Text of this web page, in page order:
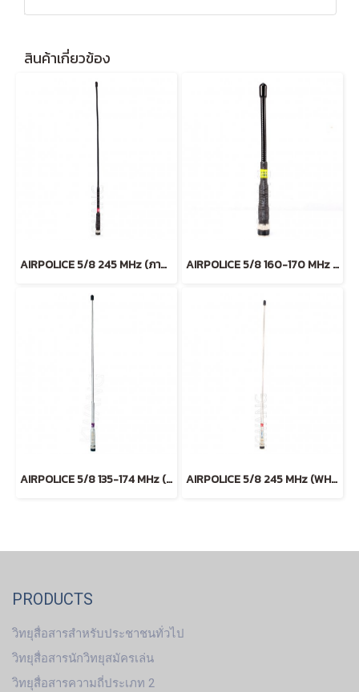
สินค้าเกี่ยวข้อง
AIRPOLICE 5/8 245 MHz (ภาคสนาม) AIRPOLICE 5/8 160-170 MHz สั้น (ฺBLACK)
AIRPOLICE 5/8 135-174 MHz (WHITE) AIRPOLICE 5/8 245 MHz (WHITE)
PRODUCTS
วิทยุสื่อสารสำหรับประชาชนทั่วไป
วิทยุสื่อสารนักวิทยุสมัครเล่น
วิทยุสื่อสารความถี่ประเภท 2